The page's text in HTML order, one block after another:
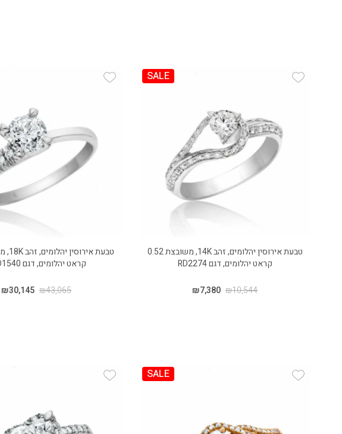
SALE
טבעת אירוסין יהלומים, זהב 14K, משובצת 0.52
קראט יהלומים, דגם RD2274
₪10,544
₪7,380
קראט יהלומים, דגם RDD1540
₪43,065
₪30,145
SALE